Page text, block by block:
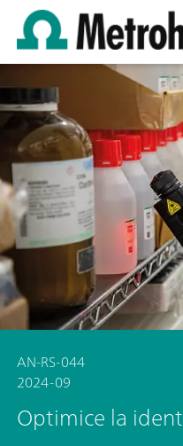
AN-RS-044
2024-09
Optimice la